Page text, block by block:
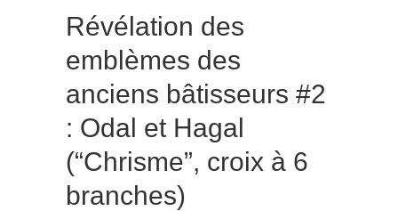
Révélation des
emblèmes des
anciens bâtisseurs #2
: Odal et Hagal
(“Chrisme”, croix à 6
branches)